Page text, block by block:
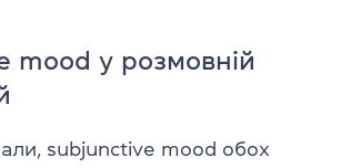
mood у розмовній
subjunctive mood обох